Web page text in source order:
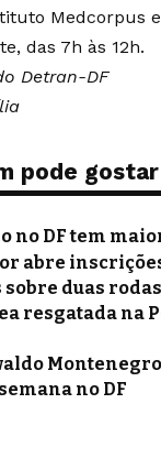
Medcorpus
das 7h às 12h.
Detran-DF
pode
no DF tem
abre
duas
resgatada na
no DF